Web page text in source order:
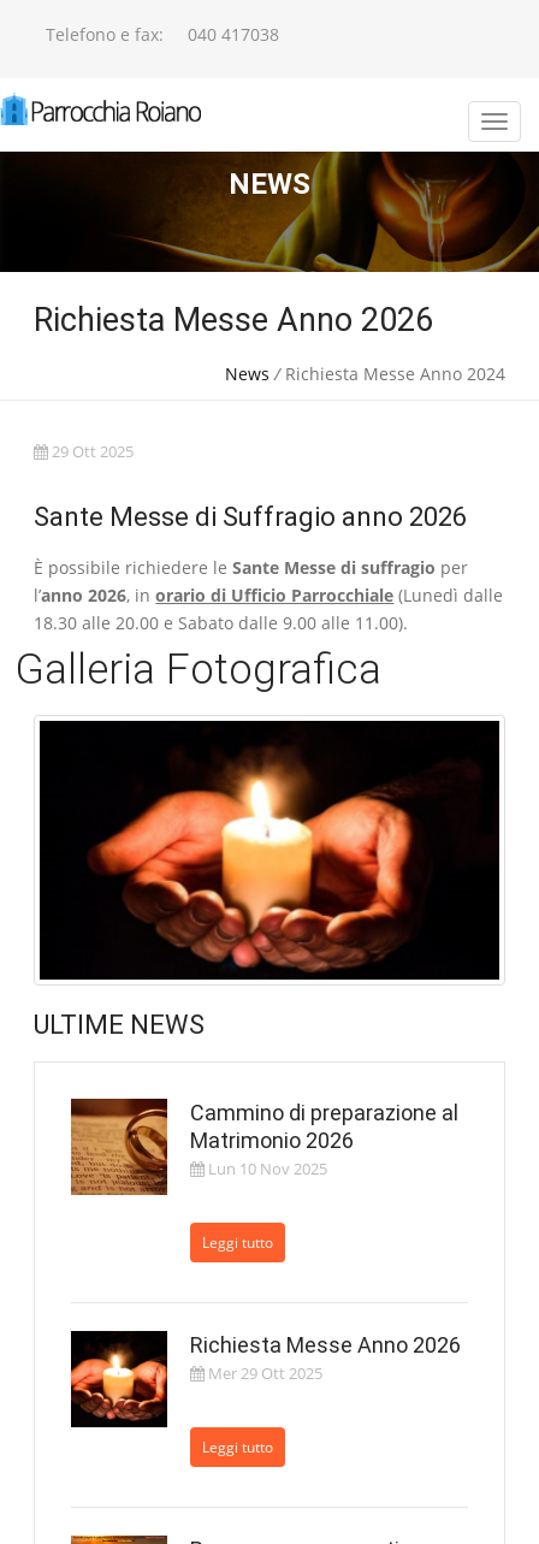
Telefono e fax: 040 417038
NEWS
Richiesta Messe Anno 2026
News / Richiesta Messe Anno 2024
29 Ott 2025
Sante Messe di Suffragio anno 2026
È possibile richiedere leSante Messe di suffragio per
l’anno 2026, inorario di Ufficio Parrocchiale (Lunedì dalle
18.30 alle 20.00 e Sabato dalle 9.00 alle 11.00).
Galleria Fotografica
ULTIME NEWS
Cammino di preparazione al
Matrimonio 2026
Lun 10 Nov 2025
Leggi tutto
Richiesta Messe Anno 2026
Mer 29 Ott 2025
Leggi tutto